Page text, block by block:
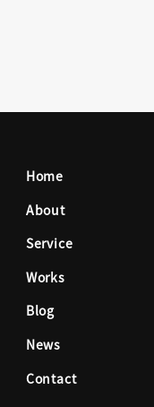
Home
About
Service
Works
Blog
News
Contact